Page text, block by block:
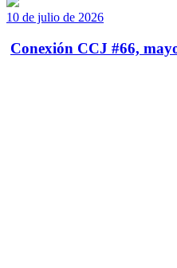
10 de julio de 2026
Conexión CCJ #66,